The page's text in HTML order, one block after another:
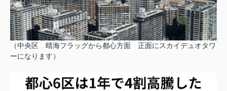
（中央区 晴海フラッグから都心方面 正面にスカイデュオタワ
ーになります）